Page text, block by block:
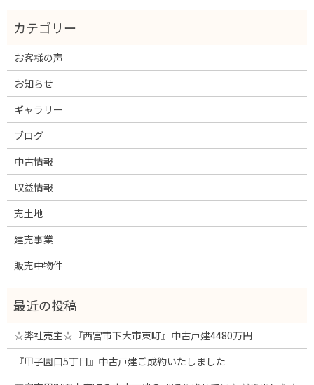
お客様の声
お知らせ
ギャラリー
ブログ
中古情報
収益情報
売土地
建売事業
販売中物件
☆弊社売主☆『西宮市下大市東町』中古戸建4480万円
『甲子園口5丁目』中古戸建ご成約いたしました